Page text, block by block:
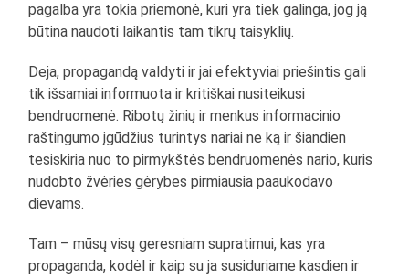
pagalba yra tokia priemonė, kuri yra tiek galinga, jog ją
būtina naudoti laikantis tam tikrų taisyklių.
Deja, propagandą valdyti ir jai efektyviai priešintis gali
tik išsamiai informuota ir kritiškai nusiteikusi
bendruomenė. Ribotų žinių ir menkus informacinio
raštingumo įgūdžius turintys nariai ne ką ir šiandien
tesiskiria nuo to pirmykštės bendruomenės nario, kuris
nudobto žvėries gėrybes pirmiausia paaukodavo
dievams.
Tam – mūsų visų geresniam supratimui, kas yra
propaganda, kodėl ir kaip su ja susiduriame kasdien ir